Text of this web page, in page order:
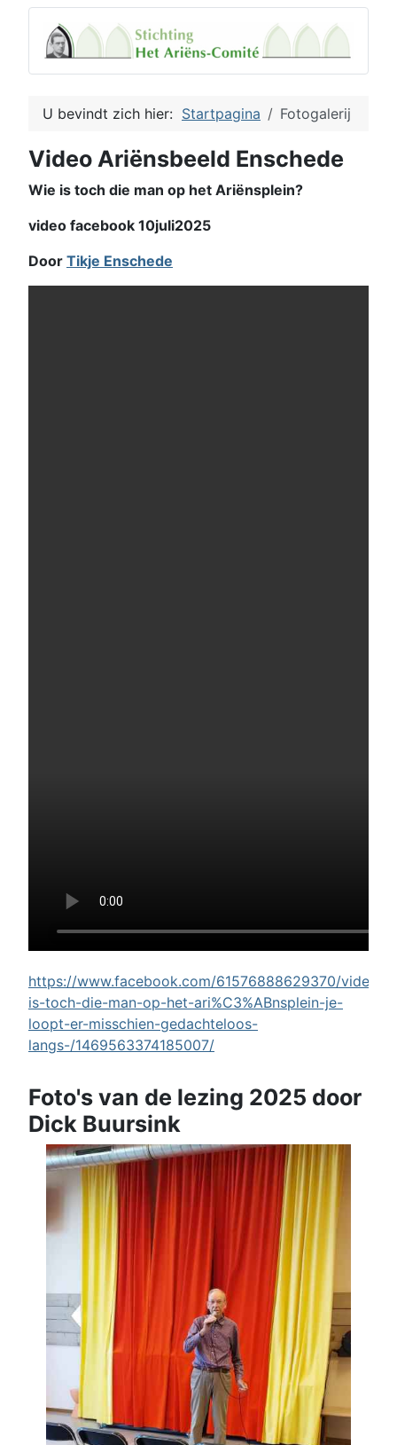
U bevindt zich hier: Startpagina Fotogalerij
Video Ariënsbeeld Enschede
Wie is toch die man op het Ariënsplein?
video facebook 10juli2025
Door Tikje Enschede
https://www.facebook.com/61576888629370/videos/
is-toch-die-man-op-het-ari%C3%ABnsplein-je-
loopt-er-misschien-gedachteloos-
langs-/1469563374185007/
Foto's van de lezing 2025 door
Dick Buursink